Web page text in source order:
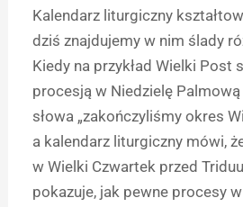
Kalendarz liturgiczny
dziś znajdujemy w nim ślady
Kiedy na przykład Wielki Post
procesją w Niedzielę
słowa „zakończyliśmy okres
a kalendarz liturgiczny mówi,
w Wielki Czwartek przed
pokazuje, jak pewne procesy